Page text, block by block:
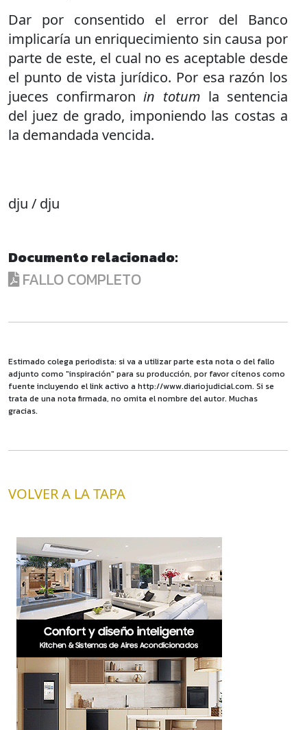
Dar por consentido el error del Banco
implicaría un enriquecimiento sin causa por
parte de este, el cual no es aceptable desde
el punto de vista jurídico. Por esa razón los
jueces confirmaronin totum la sentencia
del juez de grado, imponiendo las costas a
la demandada vencida.
dju / dju
Documento relacionado:
FALLO COMPLETO
Estimado colega periodista: si va a utilizar parte esta nota o del fallo
adjunto como "inspiración" para su producción, por favor cítenos como
fuente incluyendo el link activo a http://www.diariojudicial.com. Si se
trata de una nota firmada, no omita el nombre del autor. Muchas
gracias.
VOLVER A LA TAPA